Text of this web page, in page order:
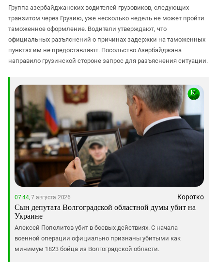
Группа азербайджанских водителей грузовиков, следующих
транзитом через Грузию, уже несколько недель не может пройти
таможенное оформление. Водители утверждают, что
официальных разъяснений о причинах задержки на таможенных
пунктах им не предоставляют. Посольство Азербайджана
направило грузинской стороне запрос для разъяснения ситуации.
07:44,7 августа 2026 Коротко
Сын депутата Волгоградской областной думы убит на
Украине
Алексей Пополитов убит в боевых действиях. С начала
военной операции официально признаны убитыми как
минимум 1823 бойца из Волгоградской области.